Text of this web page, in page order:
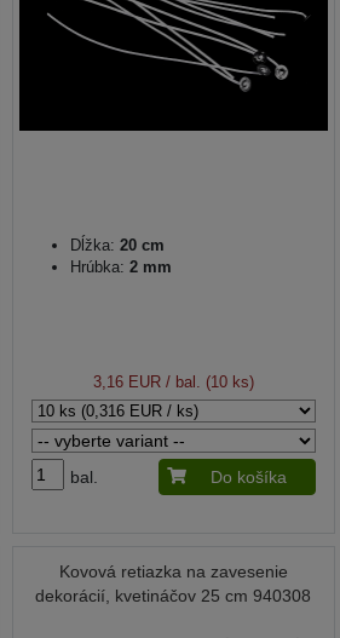
Dĺžka: 20 cm
Hrúbka: 2 mm
3,16 EUR/ bal. (10 ks)
bal. Do košíka
Kovová retiazka na zavesenie
dekorácií, kvetináčov 25 cm 940308